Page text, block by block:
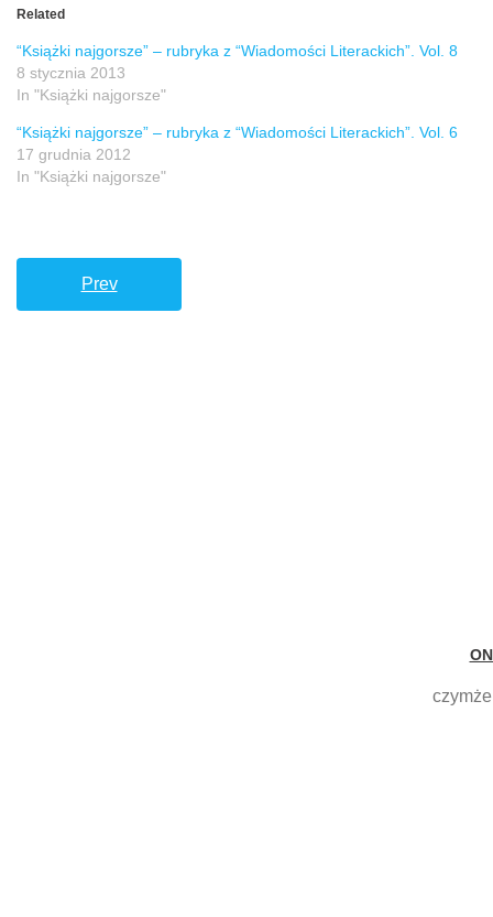
Related
“Książki najgorsze” – rubryka z “Wiadomości Literackich”. Vol. 8
8 stycznia 2013
In "Książki najgorsze"
“Książki najgorsze” – rubryka z “Wiadomości Literackich”. Vol. 6
17 grudnia 2012
In "Książki najgorsze"
Prev